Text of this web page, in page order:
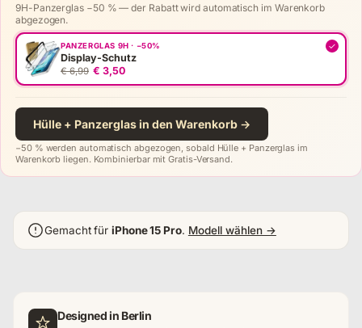
9H-Panzerglas −50 % — der Rabatt wird automatisch im Warenkorb
abgezogen.
✓
PANZERGLAS 9H · −50%
Display-Schutz
€ 6,99 € 3,50
Hülle + Panzerglas in den Warenkorb →
−50 % werden automatisch abgezogen, sobald Hülle + Panzerglas im
Warenkorb liegen. Kombinierbar mit Gratis-Versand.
Gemacht füriPhone 15 Pro. Modell wählen →
Designed in Berlin